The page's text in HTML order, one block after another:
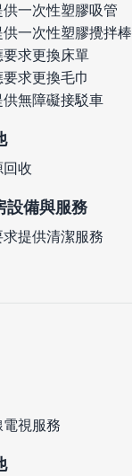
供一次性塑膠吸管
供一次性塑膠攪拌棒
要求更換床單
求更換毛巾
供無障礙接駁車
回收
設備與服務
求提供清潔服務
視服務